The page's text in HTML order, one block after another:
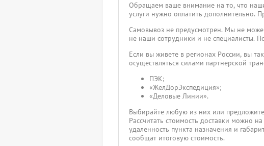
Обращаем ваше внимание на то, что
услуги нужно оплатить дополнительно.
Самовывоз не предусмотрен. Мы не
не наши сотрудники и не специалисты.
Если вы живете в регионах России, вы
осуществляться силами партнерской
ПЭК;
«ЖелДорЭкспедиция»;
«Деловые Линии».
Выбирайте любую из них или
Рассчитать стоимость доставки можно
удаленность пункта назначения и
сообщат итоговую стоимость.